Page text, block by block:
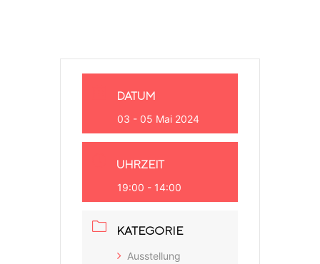
DATUM
03 - 05 Mai 2024
UHRZEIT
19:00 - 14:00
KATEGORIE
Ausstellung